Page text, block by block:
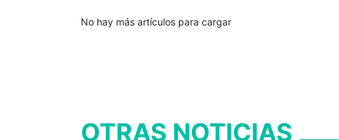
No hay más artículos para cargar
OTRAS NOTICIAS